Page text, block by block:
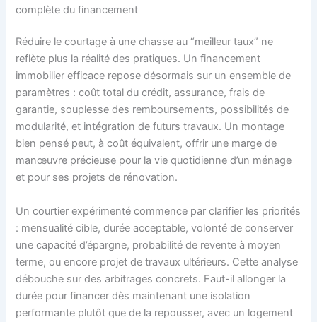
complète du financement
Réduire le courtage à une chasse au “meilleur taux” ne
reflète plus la réalité des pratiques. Un financement
immobilier efficace repose désormais sur un ensemble de
paramètres : coût total du crédit, assurance, frais de
garantie, souplesse des remboursements, possibilités de
modularité, et intégration de futurs travaux. Un montage
bien pensé peut, à coût équivalent, offrir une marge de
manœuvre précieuse pour la vie quotidienne d’un ménage
et pour ses projets de rénovation.
Un courtier expérimenté commence par clarifier les priorités
: mensualité cible, durée acceptable, volonté de conserver
une capacité d’épargne, probabilité de revente à moyen
terme, ou encore projet de travaux ultérieurs. Cette analyse
débouche sur des arbitrages concrets. Faut-il allonger la
durée pour financer dès maintenant une isolation
performante plutôt que de la repousser, avec un logement